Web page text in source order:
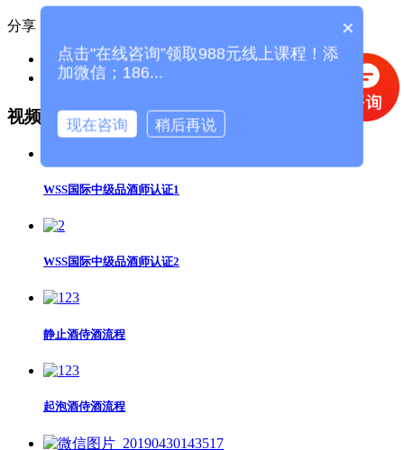
分享：
上一篇：雷司令
下一篇：梅洛&赤霞珠&佳美娜&马尔贝克&丹魄
视频推荐
WSS国际中级品酒师认证1
WSS国际中级品酒师认证2
静止酒侍酒流程
起泡酒侍酒流程
×
点击"在线咨询”领取988元线上课程！添
加微信；186...
现在咨询 稍后再说